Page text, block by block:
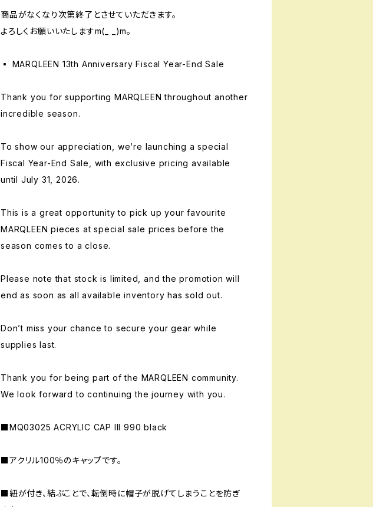
商品がなくなり次第終了とさせていただきます。
よろしくお願いいたしますm(_ _)m。
▪️ MARQLEEN 13th Anniversary Fiscal Year-End Sale
Thank you for supporting MARQLEEN throughout another
incredible season.
To show our appreciation, we’re launching a special
Fiscal Year-End Sale, with exclusive pricing available
until July 31, 2026.
This is a great opportunity to pick up your favourite
MARQLEEN pieces at special sale prices before the
season comes to a close.
Please note that stock is limited, and the promotion will
end as soon as all available inventory has sold out.
Don’t miss your chance to secure your gear while
supplies last.
Thank you for being part of the MARQLEEN community.
We look forward to continuing the journey with you.
■MQ03025 ACRYLIC CAP III 990 black
■アクリル100％のキャップです。
■紐が付き、結ぶことで、転倒時に帽子が脱げてしまうことを防ぎ